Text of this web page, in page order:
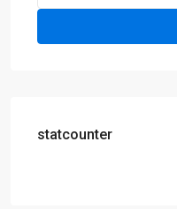
statcounter